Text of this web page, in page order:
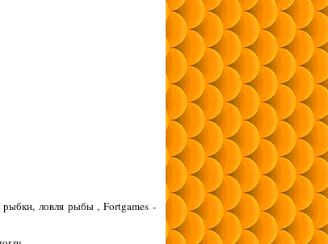
ловля рыбы , Fortgames -